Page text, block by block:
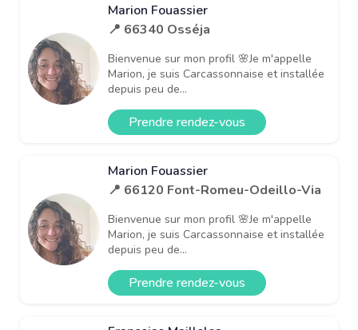
Marion Fouassier
📍 66340 Osséja
Bienvenue sur mon profil 🌸Je m'appelle
Marion, je suis Carcassonnaise et installée
depuis peu de...
Prendre rendez-vous
Marion Fouassier
📍 66120 Font-Romeu-Odeillo-Via
Bienvenue sur mon profil 🌸Je m'appelle
Marion, je suis Carcassonnaise et installée
depuis peu de...
Prendre rendez-vous